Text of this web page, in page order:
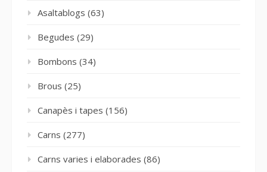
Asaltablogs (63)
Begudes (29)
Bombons (34)
Brous (25)
Canapès i tapes (156)
Carns (277)
Carns varies i elaborades (86)